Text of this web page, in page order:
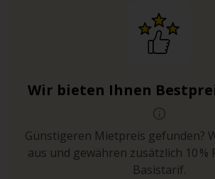
Wir bieten Ihnen
Günstigeren Mietpreis gefunden?
aus und gewähren zusätzlich 10 %
Basistarif.